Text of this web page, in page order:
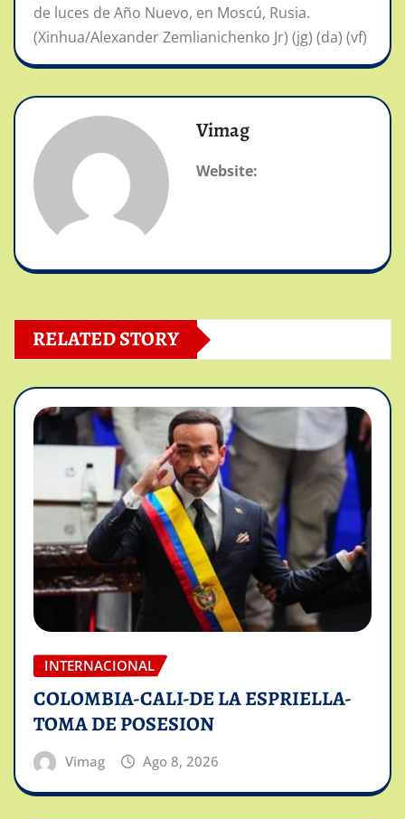
de luces de Año Nuevo, en Moscú, Rusia.
(Xinhua/Alexander Zemlianichenko Jr) (jg) (da) (vf)
Vimag
Website:
RELATED STORY
INTERNACIONAL
COLOMBIA-CALI-DE LA ESPRIELLA-
TOMA DE POSESION
Vimag Ago 8, 2026